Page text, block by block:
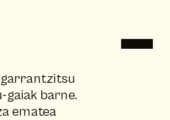
gaiak barne.
ematea